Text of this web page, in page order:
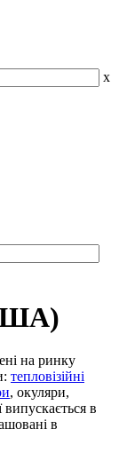
x
на ринку
тепловізійні
, окуляри,
випускається в
в